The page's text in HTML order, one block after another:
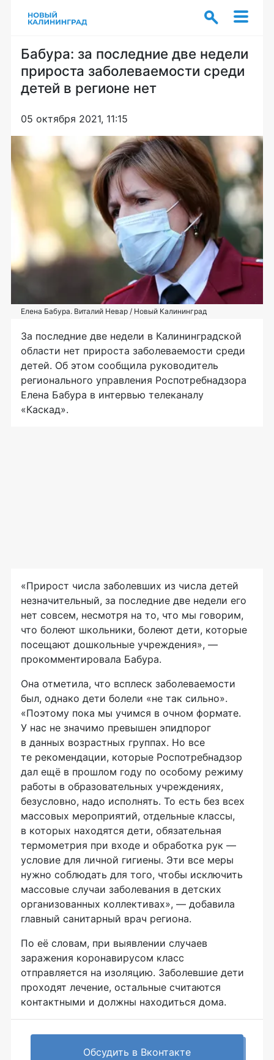
Бабура: за последние две недели
прироста заболеваемости среди
детей в регионе нет
05 октября 2021, 11:15
Елена Бабура. Виталий Невар / Новый Калининград
За последние две недели в Калининградской
области нет прироста заболеваемости среди
детей. Об этом сообщила руководитель
регионального управления Роспотребнадзора
Елена Бабура в интервью телеканалу
«Каскад».
«Прирост числа заболевших из числа детей
незначительный, за последние две недели его
нет совсем, несмотря на то, что мы говорим,
что болеют школьники, болеют дети, которые
посещают дошкольные учреждения», —
прокомментировала Бабура.
Она отметила, что всплеск заболеваемости
был, однако дети болели «не так сильно».
«Поэтому пока мы учимся в очном формате.
У нас не значимо превышен эпидпорог
в данных возрастных группах. Но все
те рекомендации, которые Роспотребнадзор
дал ещё в прошлом году по особому режиму
работы в образовательных учреждениях,
безусловно, надо исполнять. То есть без всех
массовых мероприятий, отдельные классы,
в которых находятся дети, обязательная
термометрия при входе и обработка рук —
условие для личной гигиены. Эти все меры
нужно соблюдать для того, чтобы исключить
массовые случаи заболевания в детских
организованных коллективах», — добавила
главный санитарный врач региона.
По её словам, при выявлении случаев
заражения коронавирусом класс
отправляется на изоляцию. Заболевшие дети
проходят лечение, остальные считаются
контактными и должны находиться дома.
Обсудить в Вконтакте